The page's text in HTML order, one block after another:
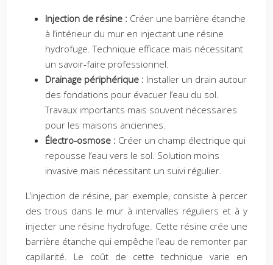
Injection de résine : Créer une barrière étanche
à l’intérieur du mur en injectant une résine
hydrofuge. Technique efficace mais nécessitant
un savoir-faire professionnel.
Drainage périphérique : Installer un drain autour
des fondations pour évacuer l’eau du sol.
Travaux importants mais souvent nécessaires
pour les maisons anciennes.
Électro-osmose : Créer un champ électrique qui
repousse l’eau vers le sol. Solution moins
invasive mais nécessitant un suivi régulier.
L’injection de résine, par exemple, consiste à percer
des trous dans le mur à intervalles réguliers et à y
injecter une résine hydrofuge. Cette résine crée une
barrière étanche qui empêche l’eau de remonter par
capillarité. Le coût de cette technique varie en